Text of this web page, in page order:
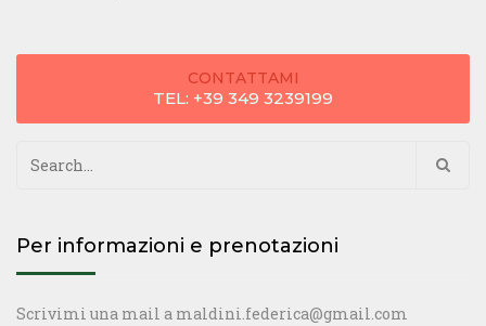
CONTATTAMI
TEL: +39 349 3239199
per:
Per informazioni e prenotazioni
Scrivimi una mail a maldini.federica@gmail.com